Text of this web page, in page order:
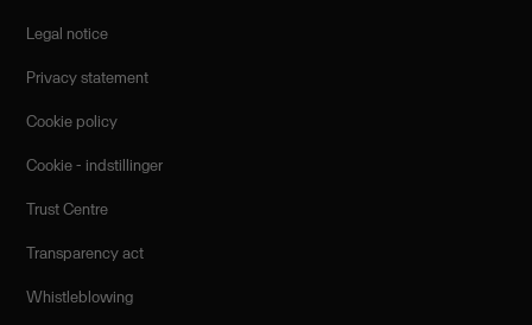
Legal notice
Privacy statement
Cookie policy
Cookie - indstillinger
Trust Centre
Transparency act
Whistleblowing